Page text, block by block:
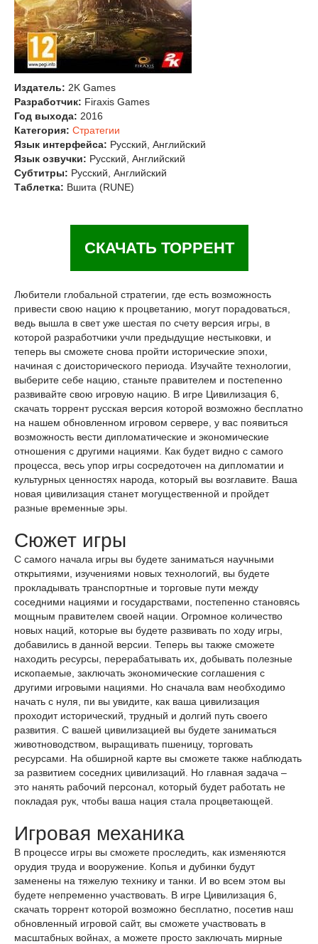
Издатель: 2K Games
Разработчик: Firaxis Games
Год выхода: 2016
Категория: Стратегии
Язык интерфейса: Русский, Английский
Язык озвучки: Русский, Английский
Субтитры: Русский, Английский
Таблетка: Вшита (RUNE)
СКАЧАТЬ ТОРРЕНТ
Любители глобальной стратегии, где есть возможность
привести свою нацию к процветанию, могут порадоваться,
ведь вышла в свет уже шестая по счету версия игры, в
которой разработчики учли предыдущие нестыковки, и
теперь вы сможете снова пройти исторические эпохи,
начиная с доисторического периода. Изучайте технологии,
выберите себе нацию, станьте правителем и постепенно
развивайте свою игровую нацию. В игре Цивилизация 6,
скачать торрент русская версия которой возможно бесплатно
на нашем обновленном игровом сервере, у вас появиться
возможность вести дипломатические и экономические
отношения с другими нациями. Как будет видно с самого
процесса, весь упор игры сосредоточен на дипломатии и
культурных ценностях народа, который вы возглавите. Ваша
новая цивилизация станет могущественной и пройдет
разные временные эры.
Сюжет игры
С самого начала игры вы будете заниматься научными
открытиями, изучениями новых технологий, вы будете
прокладывать транспортные и торговые пути между
соседними нациями и государствами, постепенно становясь
мощным правителем своей нации. Огромное количество
новых наций, которые вы будете развивать по ходу игры,
добавились в данной версии. Теперь вы также сможете
находить ресурсы, перерабатывать их, добывать полезные
ископаемые, заключать экономические соглашения с
другими игровыми нациями. Но сначала вам необходимо
начать с нуля, пи вы увидите, как ваша цивилизация
проходит исторический, трудный и долгий путь своего
развития. С вашей цивилизацией вы будете заниматься
животноводством, выращивать пшеницу, торговать
ресурсами. На обширной карте вы сможете также наблюдать
за развитием соседних цивилизаций. Но главная задача –
это нанять рабочий персонал, который будет работать не
покладая рук, чтобы ваша нация стала процветающей.
Игровая механика
В процессе игры вы сможете проследить, как изменяются
орудия труда и вооружение. Копья и дубинки будут
заменены на тяжелую технику и танки. И во всем этом вы
будете непременно участвовать. В игре Цивилизация 6,
скачать торрент которой возможно бесплатно, посетив наш
обновленный игровой сайт, вы сможете участвовать в
масштабных войнах, а можете просто заключать мирные